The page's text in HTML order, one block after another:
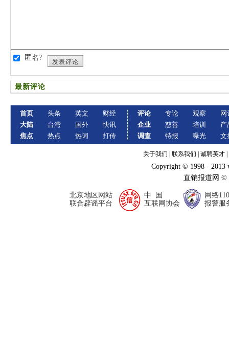
匿名?
发表评论
最新评论
首页
大陆
焦点
头条
台湾
热点
英文
国外
热词
财经
快讯
打传
评论
企业
调查
专论
慈善
特报
观察
培训
曝光
网
产
文
关于我们 联系我们 诚聘英才
Copyright © 1998 - 2013
直销报道网
北京地区网站
联合辟谣平台
中 国
互联网协会
网络110
报警服